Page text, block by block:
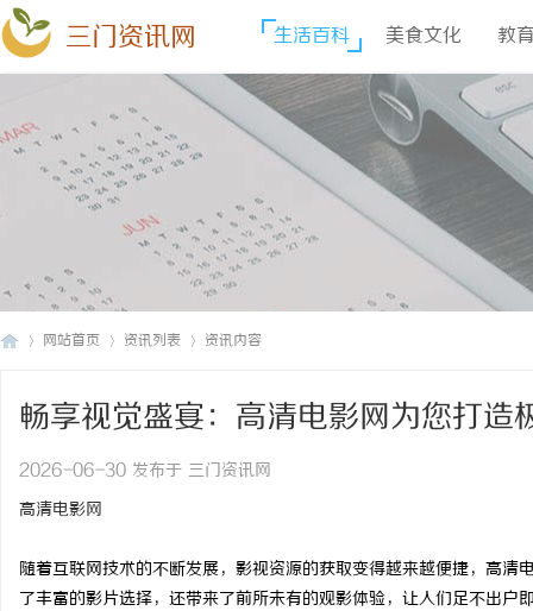
三门资讯网 生活百科 美食文化 教
网站首页 资讯列表 资讯内容
畅享视觉盛宴：高清电影网为您打造
2026-06-30 发布于 三门资讯网
高清电影网
随着互联网技术的不断发展，影视资源的获取变得越来越便捷，高
了丰富的影片选择，还带来了前所未有的观影体验，让人们足不出户